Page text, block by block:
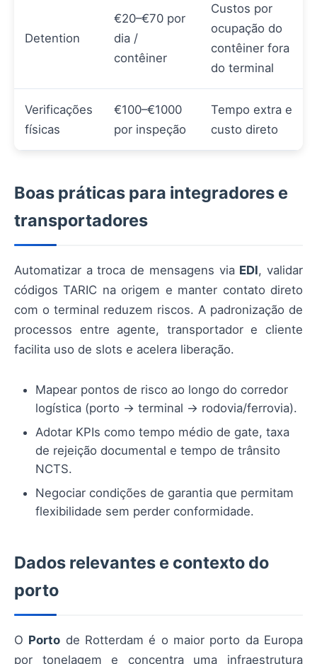
Detention
€20–€70 por
dia /
contêiner
Custos por
ocupação do
contêiner fora
do terminal
Verificações
físicas
€100–€1000
por inspeção
Tempo extra e
custo direto
Boas práticas para integradores e
transportadores
Automatizar a troca de mensagens via EDI, validar
códigos TARIC na origem e manter contato direto
com o terminal reduzem riscos. A padronização de
processos entre agente, transportador e cliente
facilita uso de slots e acelera liberação.
Mapear pontos de risco ao longo do corredor
logística (porto → terminal → rodovia/ferrovia).
Adotar KPIs como tempo médio de gate, taxa
de rejeição documental e tempo de trânsito
NCTS.
Negociar condições de garantia que permitam
flexibilidade sem perder conformidade.
Dados relevantes e contexto do
porto
O Porto de Rotterdam é o maior porto da Europa
por tonelagem e concentra uma infraestrutura